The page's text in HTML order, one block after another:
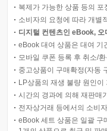
복제가 가능한 상품 등의
소비자의 요청에 따라 개별
디지털 컨텐츠인 eBook,
eBook 대여 상품은 대여 기
모바일 쿠폰 등록 후 취소/
중고상품이 구매확정(자동
LP상품의 재생 불량 원인
시간의 경과에 의해 재판매
전자상거래 등에서의 소비
eBook 세트 상품은 일괄 구